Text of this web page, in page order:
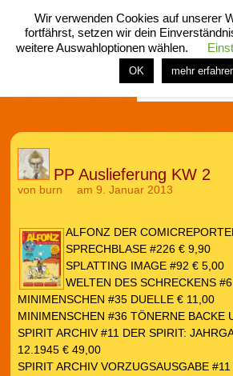
home rubrik buch comic spiel fotos
PP Auslieferung KW 2
von burn am 9. Januar 2013
ALFONZ DER
SPRECHBLASE #226 € 9,90
SPLATTING IMAGE #92 € 5,00
WELTEN DES SCHRECKENS
MINIMENSCHEN #35 DUELLE € 11,00
MINIMENSCHEN #36 TÖNERNE BACKE
SPIRIT ARCHIV #11 DER SPIRIT:
12.1945 € 49,00
SPIRIT ARCHIV VORZUGSAUSGABE #11
Wir verwenden Cookies auf unserer
fortfährst, setzen wir dein
weitere Auswahloptionen wählen.
OK mehr